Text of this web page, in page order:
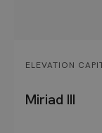
ELEVATION
Miriad III